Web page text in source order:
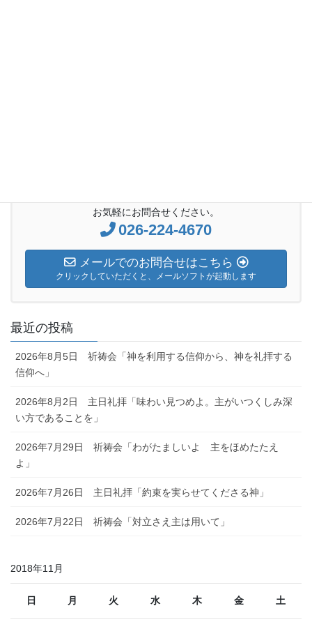
お気軽にお問合せください。
026-224-4670
メールでのお問合せはこちら
クリックしていただくと、メールソフトが起動します
最近の投稿
2026年8月5日 祈祷会「神を利用する信仰から、神を礼拝する
信仰へ」
2026年8月2日 主日礼拝「味わい見つめよ。主がいつくしみ深
い方であることを」
2026年7月29日 祈祷会「わがたましいよ 主をほめたたえ
よ」
2026年7月26日 主日礼拝「約束を実らせてくださる神」
2026年7月22日 祈祷会「対立さえ主は用いて」
2018年11月
日 月 火 水 木 金 土